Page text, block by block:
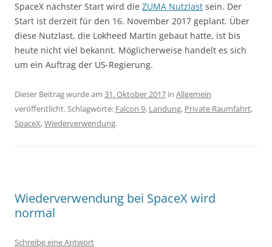
SpaceX nächster Start wird die ZUMA Nutzlast sein. Der
Start ist derzeit für den 16. November 2017 geplant. Über
diese Nutzlast, die Lokheed Martin gebaut hatte, ist bis
heute nicht viel bekannt. Möglicherweise handelt es sich
um ein Auftrag der US-Regierung.
Dieser Beitrag wurde am 31. Oktober 2017 in Allgemein
veröffentlicht. Schlagworte: Falcon 9, Landung, Private Raumfahrt,
SpaceX,Wiederverwendung.
Wiederverwendung bei SpaceX wird
normal
Schreibe eine Antwort